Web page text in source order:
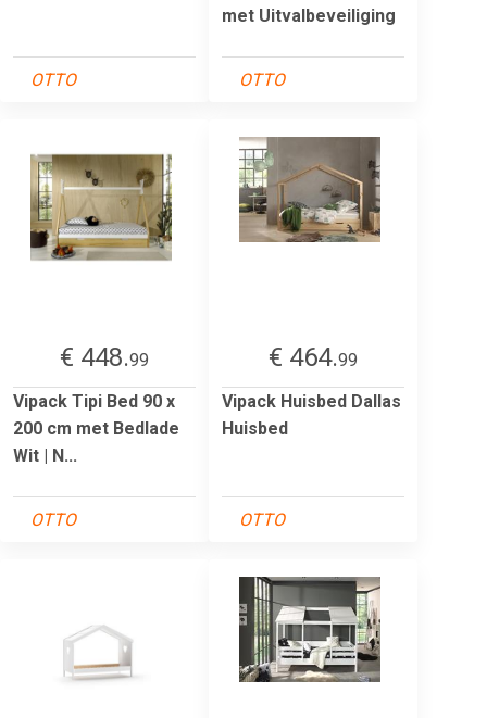
OTTO
met Uitvalbeveiliging
OTTO
€ 448.99
Vipack Tipi Bed 90 x
200 cm met Bedlade
Wit | N...
OTTO
€ 464.99
Vipack Huisbed Dallas
Huisbed
OTTO